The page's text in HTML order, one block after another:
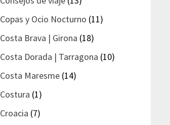
Copas y Ocio Nocturno (11)
Costa Brava | Girona (18)
Costa Dorada | Tarragona (10)
Costa Maresme (14)
Costura (1)
Croacia (7)